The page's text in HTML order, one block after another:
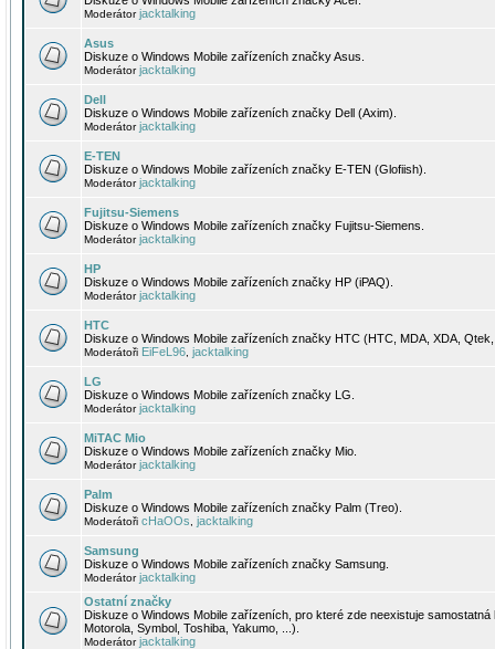
Moderátorjacktalking
Asus
Diskuze o Windows Mobile zařízeních značky Asus.
Moderátorjacktalking
Dell
Diskuze o Windows Mobile zařízeních značky Dell (Axim).
Moderátorjacktalking
E-TEN
Diskuze o Windows Mobile zařízeních značky E-TEN (Glofiish).
Moderátorjacktalking
Fujitsu-Siemens
Diskuze o Windows Mobile zařízeních značky Fujitsu-Siemens.
Moderátorjacktalking
HP
Diskuze o Windows Mobile zařízeních značky HP (iPAQ).
Moderátorjacktalking
HTC
Diskuze o Windows Mobile zařízeních značky HTC (HTC, MDA, XDA,
Moderátoři EiFeL96 jacktalking
LG
Diskuze o Windows Mobile zařízeních značky LG.
Moderátorjacktalking
MiTAC Mio
Diskuze o Windows Mobile zařízeních značky Mio.
Moderátorjacktalking
Palm
Diskuze o Windows Mobile zařízeních značky Palm (Treo).
Moderátoři cHaOOs jacktalking
Samsung
Diskuze o Windows Mobile zařízeních značky Samsung.
Moderátorjacktalking
Ostatní značky
Diskuze o Windows Mobile zařízeních, pro které zde neexistuje
Motorola, Symbol, Toshiba, Yakumo, ...).
Moderátorjacktalking